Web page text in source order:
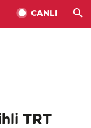
CANLI
TRT